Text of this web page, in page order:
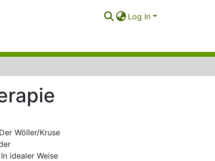
Log In
Wöller/Kruse
idealer Weise